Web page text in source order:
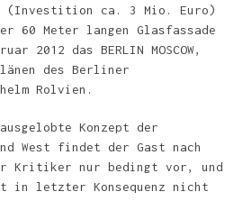
(Investition ca. 3 Mio. Euro)
Meter langen Glasfassade
2012 das BERLIN MOSCOW,
des Berliner
Rolvien.
Konzept der
West findet der Gast nach
Kritiker nur bedingt vor, und
in letzter Konsequenz nicht